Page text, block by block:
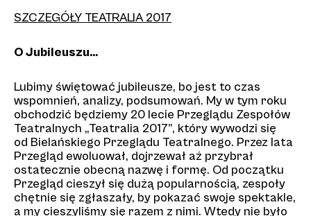
SZCZEGÓŁY TEATRALIA 2017
O Jubileuszu…
Lubimy świętować jubileusze, bo jest to czas
wspomnień, analizy, podsumowań. My w tym roku
obchodzić będziemy 20 lecie Przeglądu Zespołów
Teatralnych „Teatralia 2017”, który wywodzi się
od Bielańskiego Przeglądu Teatralnego. Przez lata
Przegląd ewoluował, dojrzewał aż przybrał
ostatecznie obecną nazwę i formę. Od początku
Przegląd cieszył się dużą popularnością, zespoły
chętnie się zgłaszały, by pokazać swoje spektakle,
a my cieszyliśmy się razem z nimi. Wtedy nie było